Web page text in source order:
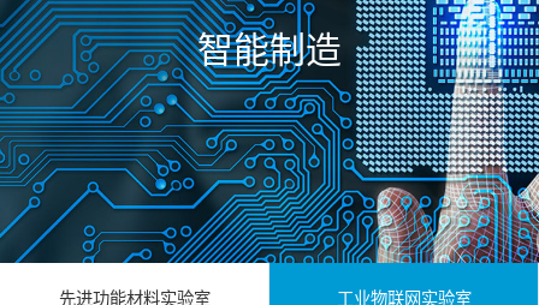
智能制造
先进功能材料实验室 工业物联网实验室